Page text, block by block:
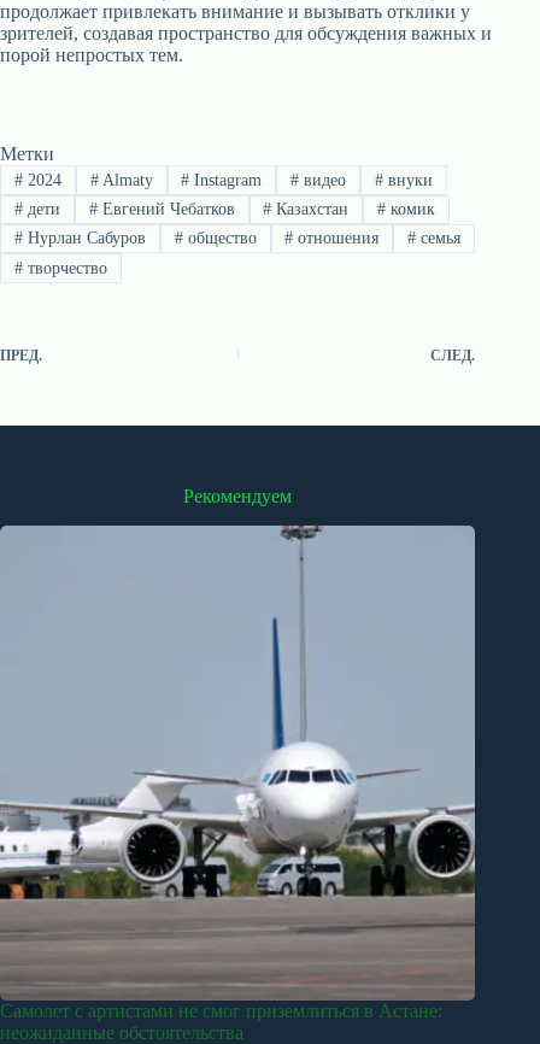
продолжает привлекать внимание и вызывать отклики у
зрителей, создавая пространство для обсуждения важных и
порой непростых тем.
Метки
#2024 #Almaty # Instagram # видео # внуки
#дети #Евгений Чебатков # Казахстан # комик
#Нурлан Сабуров #общество # отношения # семья
#творчество
ПРЕД. СЛЕД.
Рекомендуем
Самолет с артистами не смог приземлиться в Астане:
неожиданные обстоятельства